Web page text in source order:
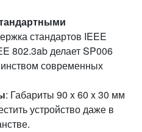
стандартов IEEE
802.3ab делает SP006
современных
: Габариты 90 x 60 x 30 мм
устройство даже в